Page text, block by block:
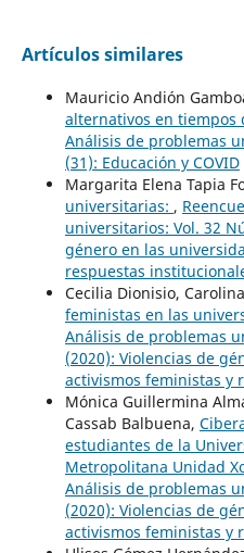
Artículos similares
Mauricio Andión
alternativos en tiempos
Análisis de problemas
(31): Educación y COVID
Margarita Elena Tapia
universitarias: ,
universitarios: Vol. 32
género en las
respuestas
Cecilia Dionisio,
feministas en las
Análisis de problemas
(2020): Violencias de
activismos feministas y
Mónica Guillermina
Cassab Balbuena,
estudiantes de la
Metropolitana Unidad
Análisis de problemas
(2020): Violencias de
activismos feministas y